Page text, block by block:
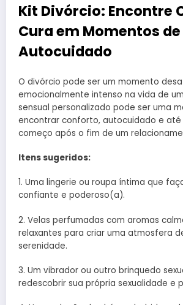
Kit Divórcio: Encontre
Cura em Momentos de
Autocuidado
O divórcio pode ser um momento
emocionalmente intenso na vida de
sensual personalizado pode ser uma
encontrar conforto, autocuidado e até
começo após o fim de um
Itens sugeridos:
1. Uma lingerie ou roupa íntima que
confiante e poderoso(a).
2. Velas perfumadas com aromas
relaxantes para criar uma atmosfera
serenidade.
3. Um vibrador ou outro brinquedo
redescobrir sua própria sexualidade e